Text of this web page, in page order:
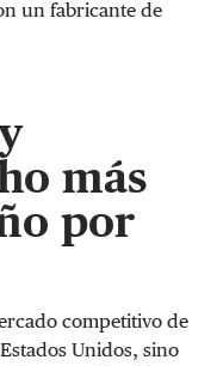
un fabricante de
más
por
competitivo de
Unidos, sino